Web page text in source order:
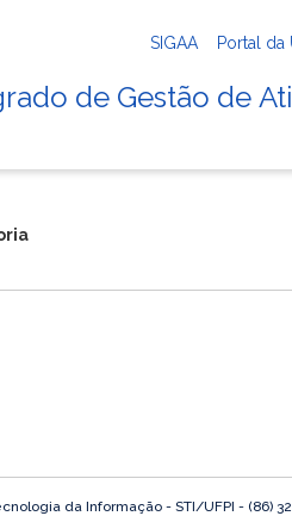
SIGAA Portal da
de Gestão de
da Informação - STI/UFPI - (86)